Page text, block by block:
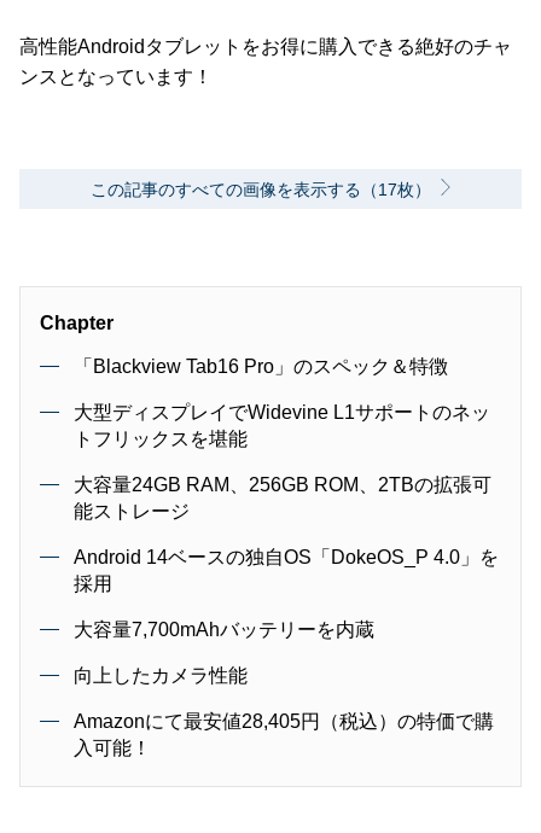
高性能Androidタブレットをお得に購入できる絶好のチャ
ンスとなっています！
この記事のすべての画像を表示する（17枚）
Chapter
「Blackview Tab16 Pro」のスペック＆特徴
大型ディスプレイでWidevine L1サポートのネッ
トフリックスを堪能
大容量24GB RAM、256GB ROM、2TBの拡張可
能ストレージ
Android 14ベースの独自OS「DokeOS_P 4.0」を
採用
大容量7,700mAhバッテリーを内蔵
向上したカメラ性能
Amazonにて最安値28,405円（税込）の特価で購
入可能！